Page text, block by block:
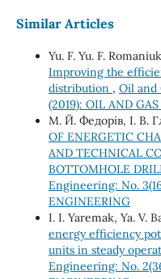
Similar Articles
Yu. F. Yu. F.
Improving the
distribution , Oil and
(2019): OIL AND
М. Й. Федорів, І. В.
OF ENERGETIC
AND TECHNICAL
BOTTOMHOLE
Engineering: No.
ENGINEERING
I. I. Yaremak, Ya. V.
energy efficiency
units in steady
Engineering: No.